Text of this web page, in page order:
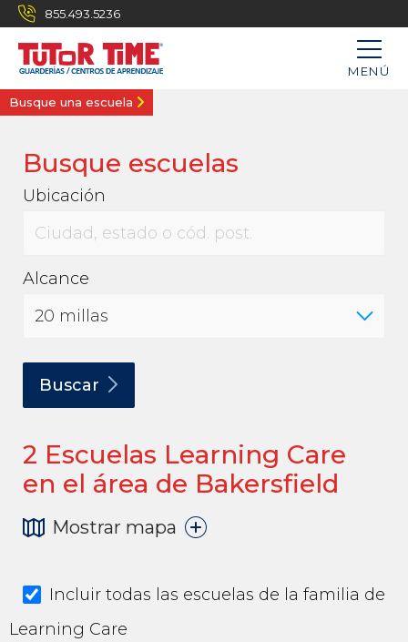
855.493.5236
MENÚ
Busque una escuela
Busque escuelas
Ubicación
Alcance
Buscar
2 Escuelas Learning Care
en el área de Bakersfield
Mostrar mapa
Incluir todas las escuelas de la familia de
Learning Care